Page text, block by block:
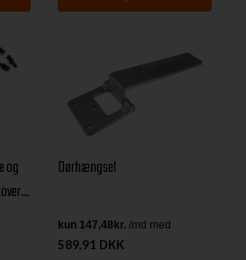
og
Dørhængsel
589,91 DKK